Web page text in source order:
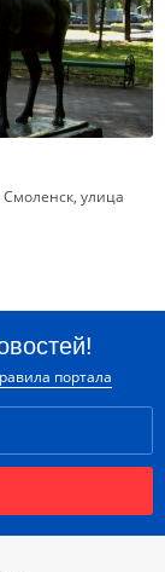
Смоленск, улица
портала